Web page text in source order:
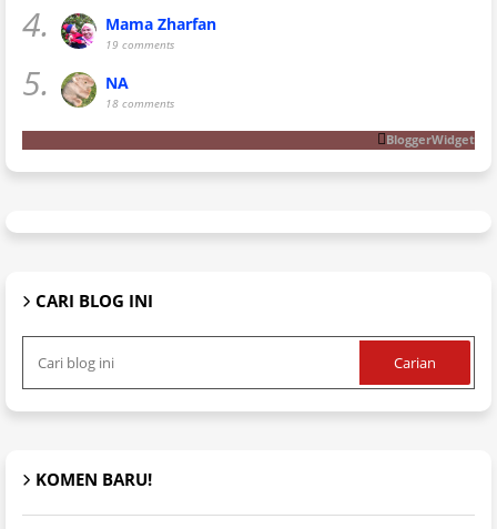
4. Mama Zharfan
19 comments
5. NA
18 comments
BloggerWidget
CARI BLOG INI
KOMEN BARU!